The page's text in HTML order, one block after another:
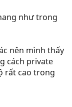
như trong
nên mình thấy
cách private
rất cao trong